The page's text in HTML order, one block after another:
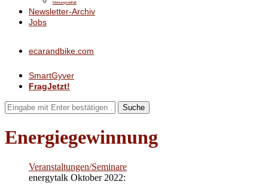
Meinungsvielfalt
Newsletter-Archiv
Jobs
ecarandbike.com
SmartGyver
FragJetzt!
Suche
Energiegewinnung
Veranstaltungen/Seminare
energytalk Oktober 2022: